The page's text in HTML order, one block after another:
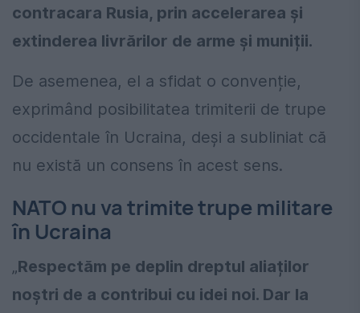
contracara Rusia, prin accelerarea și
extinderea livrărilor de arme și muniții.
De asemenea, el a sfidat o convenție,
exprimând posibilitatea trimiterii de trupe
occidentale în Ucraina, deși a subliniat că
nu există un consens în acest sens.
NATO nu va trimite trupe militare
în Ucraina
„Respectăm pe deplin dreptul aliaților
noștri de a contribui cu idei noi. Dar la